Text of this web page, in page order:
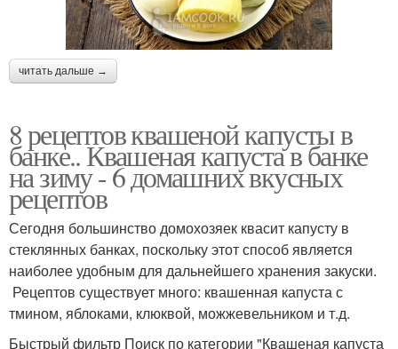
читать дальше →
8 рецептов квашеной капусты в
банке.. Квашеная капуста в банке
на зиму - 6 домашних вкусных
рецептов
Сегодня большинство домохозяек квасит капусту в
стеклянных банках, поскольку этот способ является
наиболее удобным для дальнейшего хранения закуски.
Рецептов существует много: квашенная капуста с
тмином, яблоками, клюквой, можжевельником и т.д.
Быстрый фильтр Поиск по категории "Квашеная капуста